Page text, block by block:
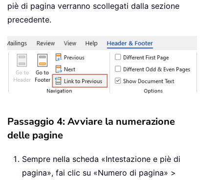
piè di pagina verranno scollegati dalla sezione
precedente.
Passaggio 4: Avviare la numerazione
delle pagine
Sempre nella scheda «Intestazione e piè di
pagina», fai clic su «Numero di pagina» >